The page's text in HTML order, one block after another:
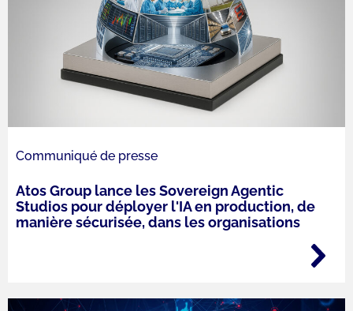
Communiqué de presse
Atos Group lance les Sovereign Agentic
Studios pour déployer l'IA en production, de
manière sécurisée, dans les organisations